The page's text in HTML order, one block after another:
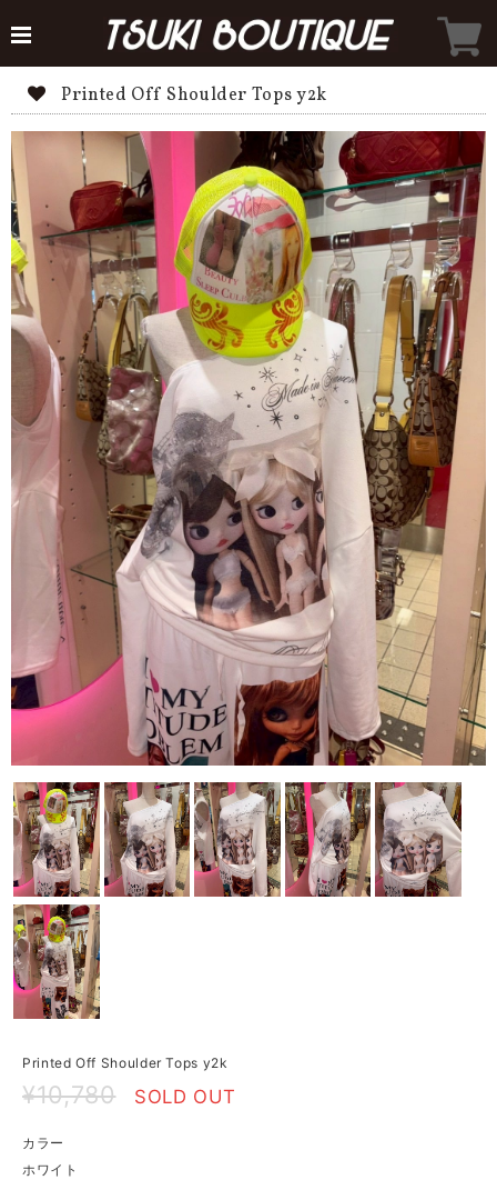
Printed Off Shoulder Tops y2k
Printed Off Shoulder Tops y2k
¥10,780 SOLD OUT
カラー
ホワイト